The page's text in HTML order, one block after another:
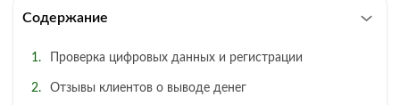
Содержание
Проверка цифровых данных и регистрации
Отзывы клиентов о выводе денег